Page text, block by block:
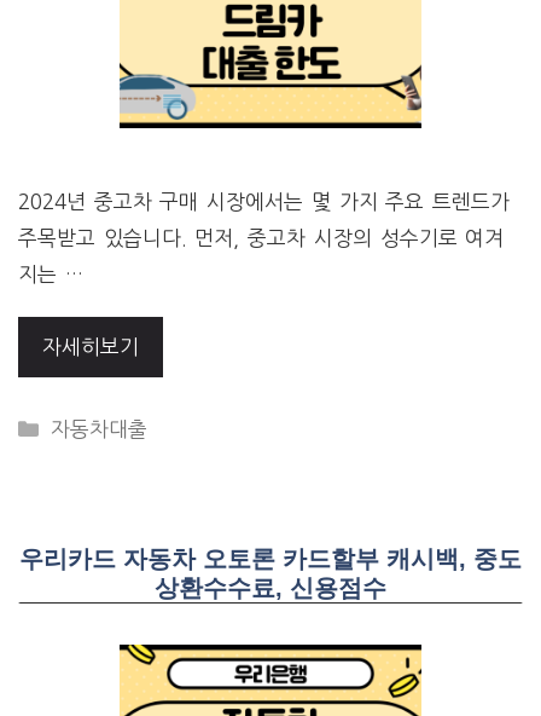
2024년 중고차 구매 시장에서는 몇 가지 주요 트렌드가
주목받고 있습니다. 먼저, 중고차 시장의 성수기로 여겨
지는 …
자세히보기
CATEGORIES
자동차대출
우리카드 자동차 오토론 카드할부 캐시백, 중도
상환수수료, 신용점수